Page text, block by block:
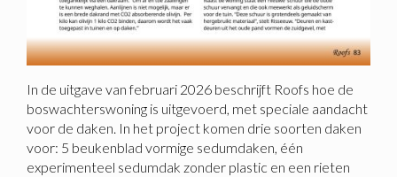
In de uitgave van februari 2026 beschrijft Roofs hoe de
boswachterswoning is uitgevoerd, met speciale aandacht
voor de daken. In het project komen drie soorten daken
voor: 5 beukenblad vormige sedumdaken, één
experimenteel sedumdak zonder plastic en een rieten